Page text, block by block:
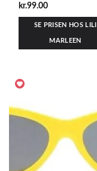
kr.99.00
SE PRISEN HOS LILI
MARLEEN